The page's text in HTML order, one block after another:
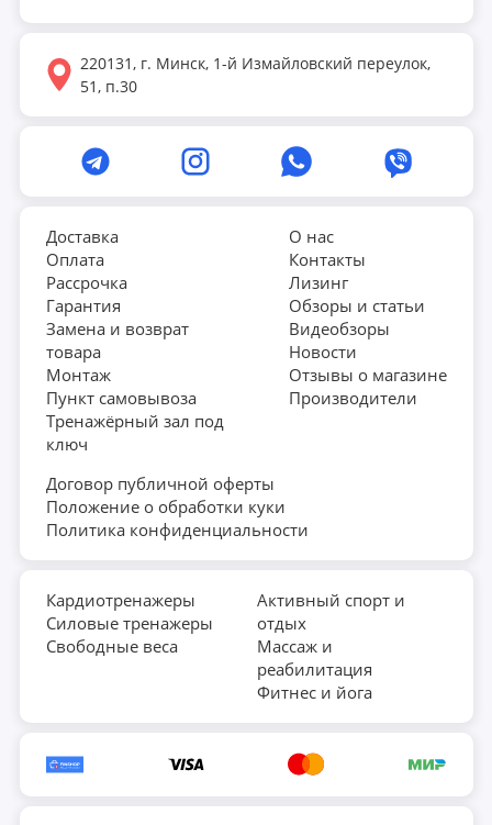
220131, г. Минск, 1-й Измайловский переулок,
51, п.30
Доставка
Оплата
Рассрочка
Гарантия
Замена и возврат
товара
Монтаж
Пункт самовывоза
Тренажёрный зал под
ключ
О нас
Контакты
Лизинг
Обзоры и статьи
Видеобзоры
Новости
Отзывы о магазине
Производители
Договор публичной оферты
Положение о обработки куки
Политика конфиденциальности
Кардиотренажеры
Силовые тренажеры
Свободные веса
Активный спорт и
отдых
Массаж и
реабилитация
Фитнес и йога